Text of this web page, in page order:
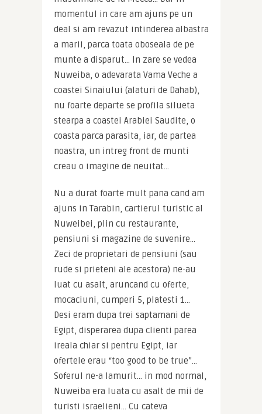
momentul in care am ajuns pe un
deal si am revazut intinderea albastra
a marii, parca toata oboseala de pe
munte a disparut… In zare se vedea
Nuweiba, o adevarata Vama Veche a
coastei Sinaiului (alaturi de Dahab),
nu foarte departe se profila silueta
stearpa a coastei Arabiei Saudite, o
coasta parca parasita, iar, de partea
noastra, un intreg front de munti
creau o imagine de neuitat…
Nu a durat foarte mult pana cand am
ajuns in Tarabin, cartierul turistic al
Nuweibei, plin cu restaurante,
pensiuni si magazine de suvenire…
Zeci de proprietari de pensiuni (sau
rude si prieteni ale acestora) ne-au
luat cu asalt, aruncand cu oferte,
mocaciuni, cumperi 5, platesti 1…
Desi eram dupa trei saptamani de
Egipt, disperarea dupa clienti parea
ireala chiar si pentru Egipt, iar
ofertele erau “too good to be true”…
Soferul ne-a lamurit… in mod normal,
Nuweiba era luata cu asalt de mii de
turisti israelieni… Cu cateva